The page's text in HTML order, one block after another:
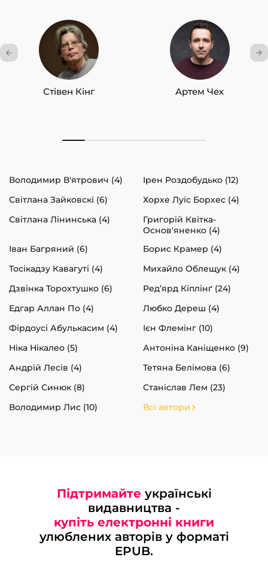
Стівен Кінг Артем Чех
Володимир В'ятрович (4)
Ірен Роздобудько (12)
Світлана Зайковскі (6)
Хорхе Луїс Борхес (4)
Світлана Лінинська (4)
Григорій Квітка-
Основ'яненко (4)
Іван Багряний (6)
Борис Крамер (4)
Тосікадзу Кавагуті (4)
Михайло Облещук (4)
Дзвінка Торохтушко (6)
Ред’ярд Кіплінґ (24)
Едгар Аллан По (4)
Любко Дереш (4)
Фірдоусі Абулькасим (4)
Ієн Флемінг (10)
Ніка Нікалео (5)
Антоніна Каніщенко (9)
Андрій Лесів (4)
Тетяна Белімова (6)
Сергій Синюк (8)
Станіслав Лем (23)
Володимир Лис (10)
Всі автори
Підтримайте українські
видавництва -
купіть електронні книги
улюблених авторів у форматі
EPUB.